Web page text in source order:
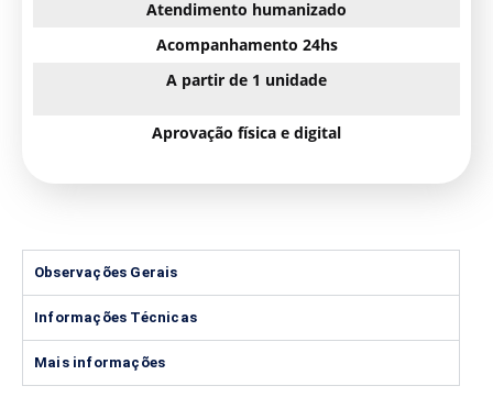
Atendimento humanizado
Acompanhamento 24hs
A partir de 1 unidade
Aprovação física e digital
Observações Gerais
Informações Técnicas
Mais informações